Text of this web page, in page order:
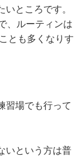
ところです。
、ルーティンは
とも多くなりす
習場でも行って
いという方は普